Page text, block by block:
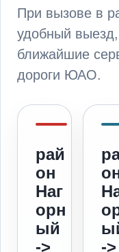
При вызове в
удобный
ближайшие
дороги ЮАО.
рай
он
Наг
орн
ый
->
->